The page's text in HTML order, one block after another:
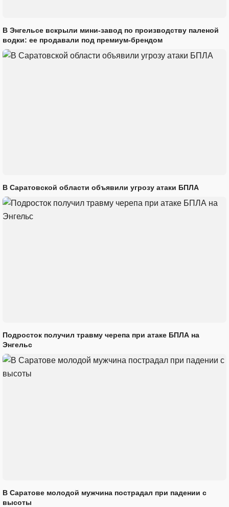
В Энгельсе вскрыли мини-завод по производству паленой
водки: ее продавали под премиум-брендом
В Саратовской области объявили угрозу атаки БПЛА
Подросток получил травму черепа при атаке БПЛА на
Энгельс
В Саратове молодой мужчина пострадал при падении с
высоты